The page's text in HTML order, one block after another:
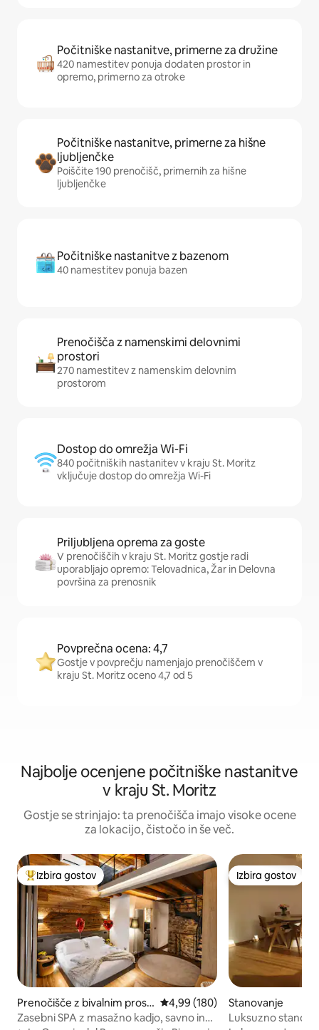
Počitniške nastanitve, primerne za družine
420 namestitev ponuja dodaten prostor in
opremo, primerno za otroke
Počitniške nastanitve, primerne za hišne
ljubljenčke
Poiščite 190 prenočišč, primernih za hišne
ljubljenčke
Počitniške nastanitve z bazenom
40 namestitev ponuja bazen
Prenočišča z namenskimi delovnimi
prostori
270 namestitev z namenskim delovnim
prostorom
Dostop do omrežja Wi-Fi
840 počitniških nastanitev v kraju St. Moritz
vključuje dostop do omrežja Wi-Fi
Priljubljena oprema za goste
V prenočiščih v kraju St. Moritz gostje radi
uporabljajo opremo: Telovadnica, Žar in Delovna
površina za prenosnik
Povprečna ocena: 4,7
Gostje v povprečju namenjajo prenočiščem v
kraju St. Moritz oceno 4,7 od 5
Najbolje ocenjene počitniške nastanitve
v kraju St. Moritz
Gostje se strinjajo: ta prenočišča imajo visoke ocene
za lokacijo, čistočo in še več.
Najbolj priljubljena prenočišča z značko »Izbira gostov«
Izbira gostov
Prenočišče z bivalnim prost
orom
Povprečna ocena: 4,99 od 5, št.
4,99 (180)
Zasebni SPA z masažno kadjo, savno in
Izbira gostov
Izbira gostov
Stanovanje
Luksuzno